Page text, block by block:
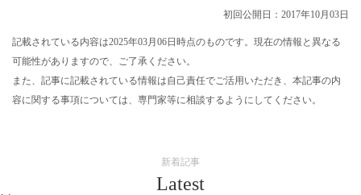
初回公開日：2017年10月03日
記載されている内容は2025年03月06日時点のものです。現在の情報と異なる
可能性がありますので、ご了承ください。
また、記事に記載されている情報は自己責任でご活用いただき、本記事の内
容に関する事項については、専門家等に相談するようにしてください。
新着記事
Latest